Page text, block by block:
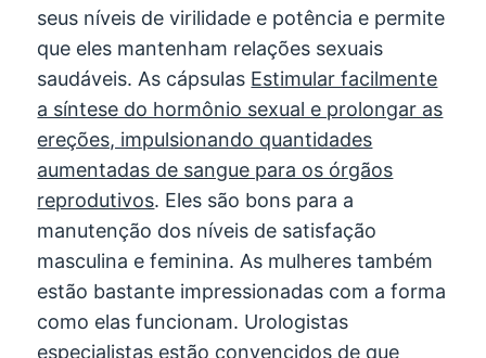
seus níveis de virilidade e potência e permite
que eles mantenham relações sexuais
saudáveis. As cápsulas Estimular facilmente
a síntese do hormônio sexual e prolongar as
ereções, impulsionando quantidades
aumentadas de sangue para os órgãos
reprodutivos. Eles são bons para a
manutenção dos níveis de satisfação
masculina e feminina. As mulheres também
estão bastante impressionadas com a forma
como elas funcionam. Urologistas
especialistas estão convencidos de que